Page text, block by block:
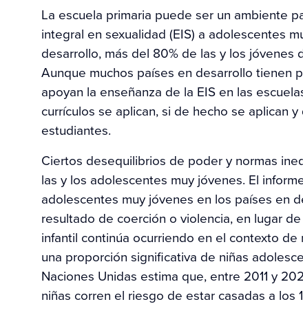
La escuela primaria puede ser un ambiente
integral en sexualidad (EIS) a adolescentes
desarrollo, más del 80% de las y los jóvenes
Aunque muchos países en desarrollo tienen
apoyan la enseñanza de la EIS en las
currículos se aplican, si de hecho se aplican
estudiantes.
Ciertos desequilibrios de poder y normas
las y los adolescentes muy jóvenes. El
adolescentes muy jóvenes en los países en
resultado de coerción o violencia, en lugar
infantil continúa ocurriendo en el contexto
una proporción significativa de niñas
Naciones Unidas estima que, entre 2011 y
niñas corren el riesgo de estar casadas a los